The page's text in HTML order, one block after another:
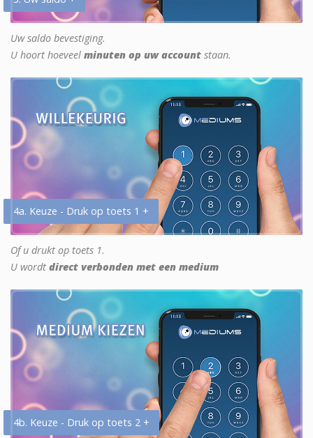
Uw saldo bevestiging.
U hoort hoeveel minuten op uw account staan.
4a. Keuze - Druk op toets 1 +
Of u drukt op toets 1.
U wordt direct verbonden met een medium
4b. Keuze - Druk op toets 2 +